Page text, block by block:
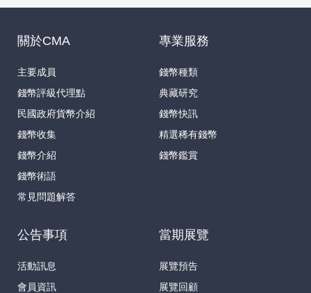
關於CMA
主要成員
錢幣評級代理點
民國政府貨幣介紹
錢幣收集
錢幣介紹
錢幣術語
常見問題解答
專業服務
錢幣種類
典藏研究
錢幣快訊
精選稀有錢幣
錢幣鑑賞
公告事項
活動訊息
會員資訊
當期展覽
展覽預告
展覽回顧